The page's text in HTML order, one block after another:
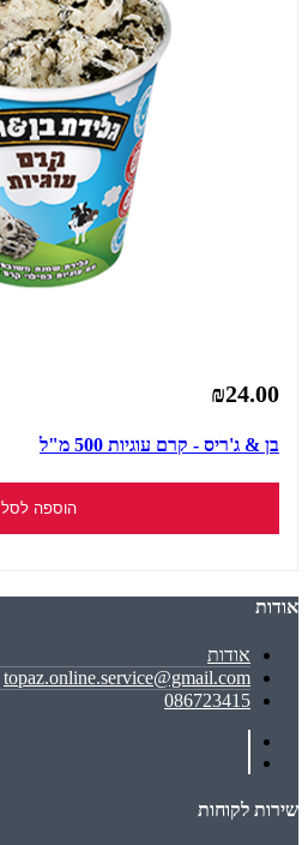
₪24.00
בן & ג'ריס - קרם עוגיות 500 מ"ל
הוספה לסל
אודות
אודות
topaz.online.service@gmail.com
086723415
שירות לקוחות